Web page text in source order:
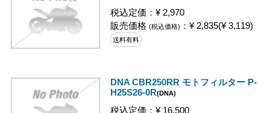
税込定価：¥ 2,970
販売価格 (税込価格) ：¥ 2,835(¥ 3,119)
送料有料
DNA CBR250RR モトフィルター P-
H25S26-0R(DNA)
税込定価：¥ 16,500